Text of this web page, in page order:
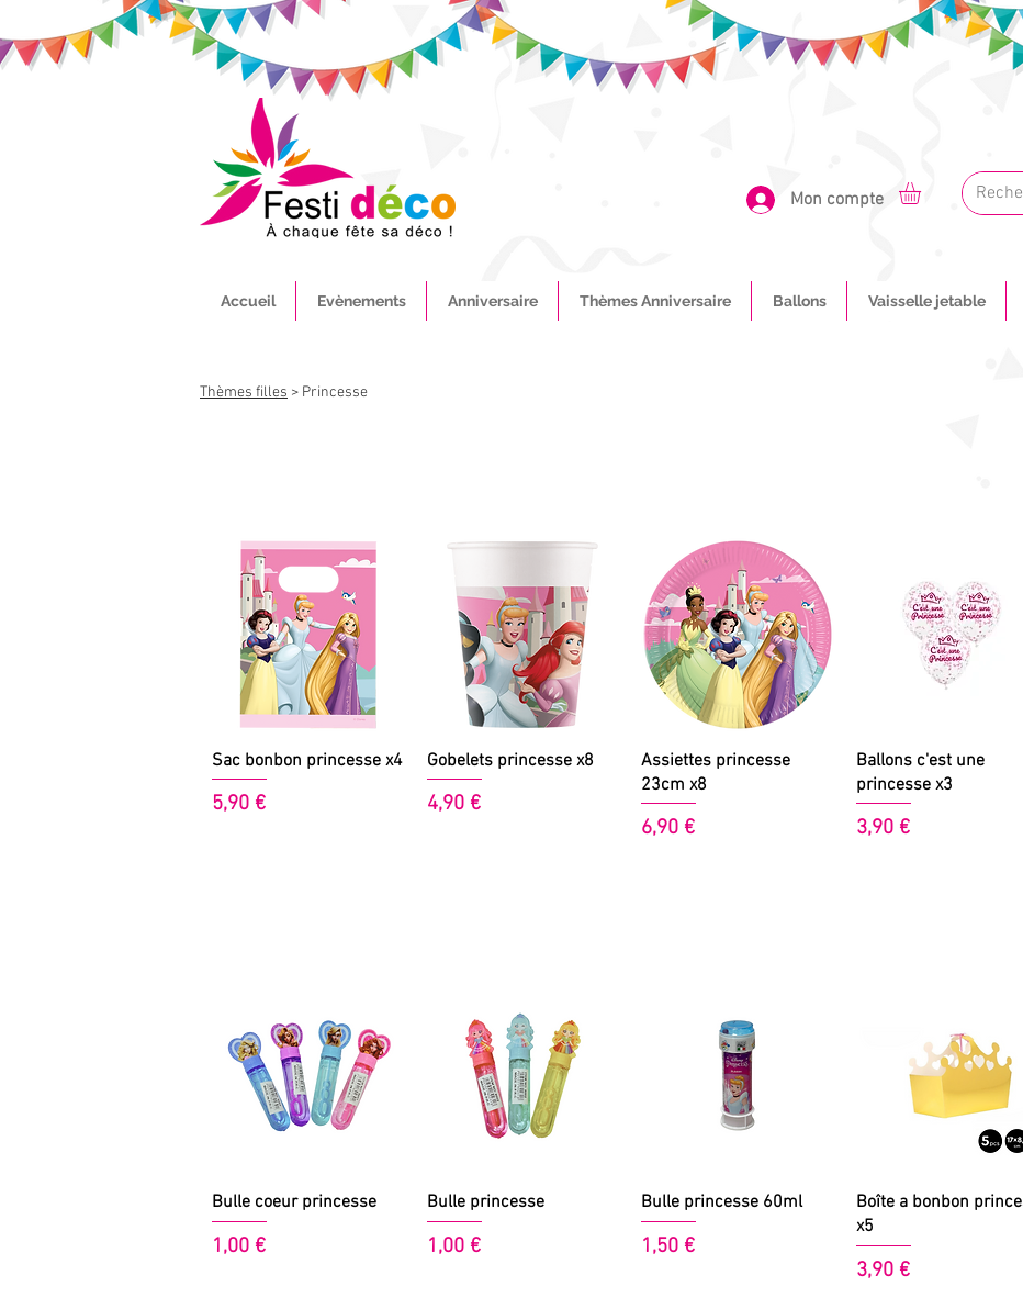
Mon compte
Accueil Evènements Anniversaire Thèmes Anniversaire Ballons Vaisselle jetable
Thèmes filles > Princesse
Aperçu rapide
Sac bonbon princesse x4
Prix
5,90 €
Aperçu rapide
Gobelets princesse x8
Prix
4,90 €
Aperçu rapide
Assiettes princesse
23cm x8
Prix
6,90 €
Aperçu rapide
Ballons c'est une
princesse x3
Prix
3,90 €
Aperçu rapide
Bulle coeur princesse
Prix
1,00 €
Aperçu rapide
Bulle princesse
Prix
1,00 €
Aperçu rapide
Bulle princesse 60ml
Prix
1,50 €
Aperçu rapide
Boîte a bonbon
x5
Prix
3,90 €